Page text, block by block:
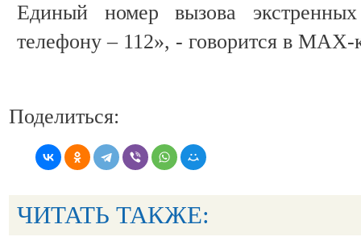
Единый номер вызова
телефону – 112», - говорится в МАХ-
Поделиться:
ЧИТАТЬ ТАКЖЕ: